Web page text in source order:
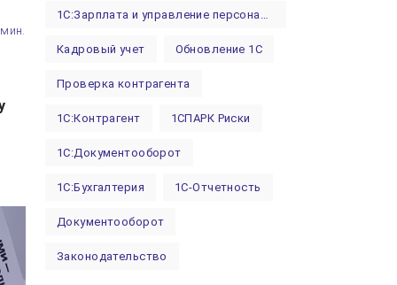
Кадровый учет Обновление 1С
Проверка контрагента
1С:Контрагент 1СПАРК Риски
1С:Документооборот
1С:Бухгалтерия 1С-Отчетность
Документооборот
Законодательство